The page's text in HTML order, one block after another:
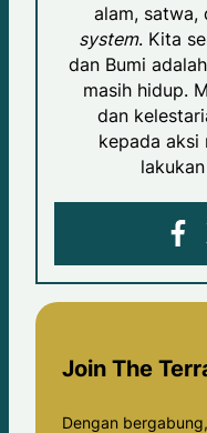
alam, satwa,
system. Kita
dan Bumi
masih hidup.
dan
kepada
Join The
Dengan